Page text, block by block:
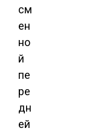
см
ен
но
й
пе
ре
дн
ей